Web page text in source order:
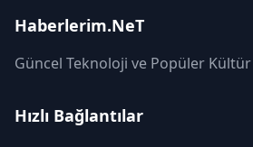
Haberlerim.NeT
Güncel Teknoloji ve Popüler Kültür
Hızlı Bağlantılar